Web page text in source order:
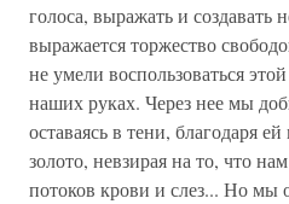
голоса, выражать и создавать
выражается торжество
не умели воспользоваться
наших руках. Через нее мы
оставаясь в тени, благодаря
золото, невзирая на то, что
потоков крови и слез... Но мы